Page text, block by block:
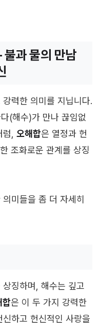
불과 물의 만남
력한 의미를 지닙니다.
(해수)가 만나 끊임없
, 오해합은 열정과 헌
조화로운 관계를 상징
미들을 좀 더 자세히
징하며, 해수는 깊고
합은 이 두 가지 강력한
하고 헌신적인 사랑을